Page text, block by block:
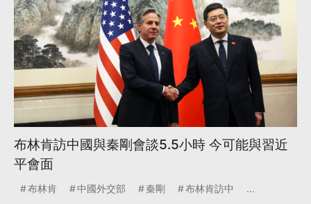
布林肯訪中國與秦剛會談5.5小時 今可能與習近
平會面
布林肯 中國外交部 秦剛 布林肯訪中 ...